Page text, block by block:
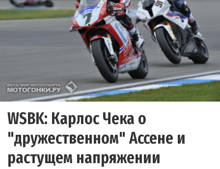
WSBK: Карлос Чека о
"дружественном" Ассене и
растущем напряжении